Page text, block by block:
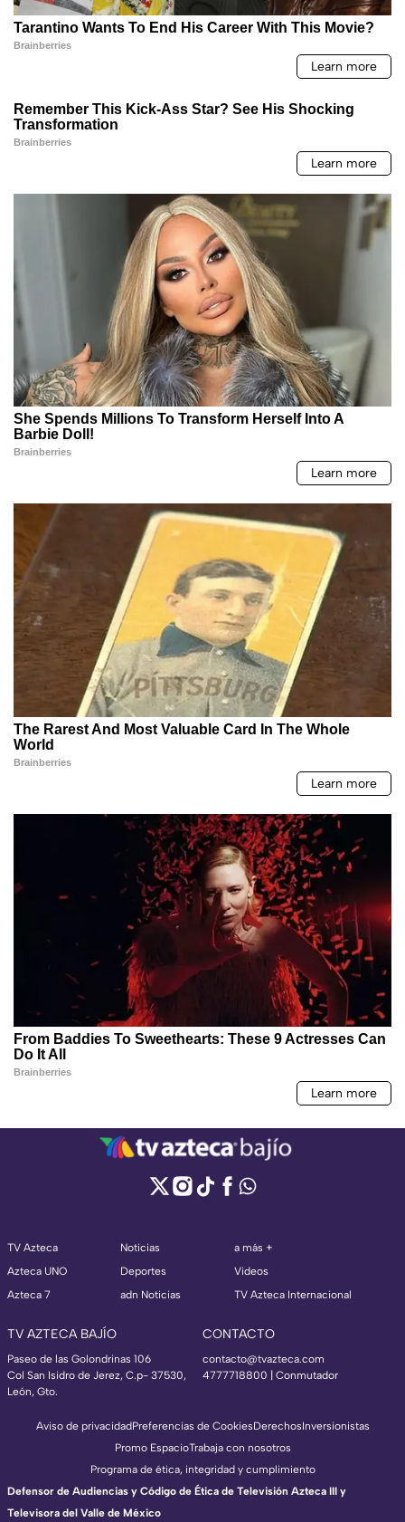
TV Azteca
Azteca UNO
Azteca 7
Noticias
Deportes
adn Noticias
a más +
Videos
TV Azteca Internacional
TV AZTECA BAJÍO
Paseo de las Golondrinas 106
Col San Isidro de Jerez, C.p- 37530,
León, Gto.
CONTACTO
contacto@tvazteca.com
4777718800 | Conmutador
Aviso de privacidadPreferencias de CookiesDerechosInversionistas
Promo EspacioTrabaja con nosotros
Programa de ética, integridad y cumplimiento
Defensor de Audiencias y Código de Ética de Televisión Azteca III y
Televisora del Valle de México